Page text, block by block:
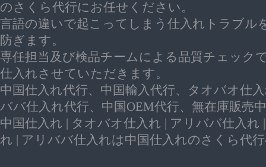
のさくら代行にお任せください。
言語の違いで起こってしまう仕入れトラブル
防ぎます。
専任担当及び検品チームによる品質チェック
仕入れさせていただきます。
中国仕入れ代行、中国輸入代行、タオバオ仕
ババ仕入れ代行、中国OEM代行、無在庫販売
中国仕入れ | タオバオ仕入れ | アリババ仕入れ
れ | アリババ仕入れは中国仕入れのさくら代